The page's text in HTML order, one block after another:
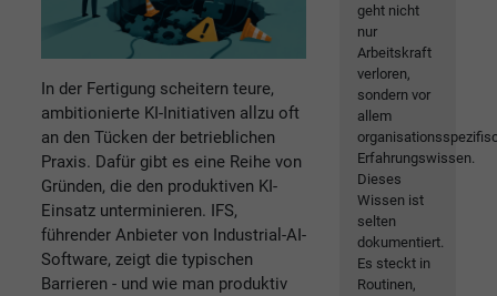
In der Fertigung scheitern teure,
ambitionierte KI-Initiativen allzu oft
an den Tücken der betrieblichen
Praxis. Dafür gibt es eine Reihe von
Gründen, die den produktiven KI-
Einsatz unterminieren. IFS,
führender Anbieter von Industrial-AI-
Software, zeigt die typischen
Barrieren - und wie man produktiv
geht nicht
nur
Arbeitskraft
verloren,
sondern vor
allem
Erfahrungswissen.
Dieses
Wissen ist
selten
dokumentiert.
Es steckt in
Routinen,